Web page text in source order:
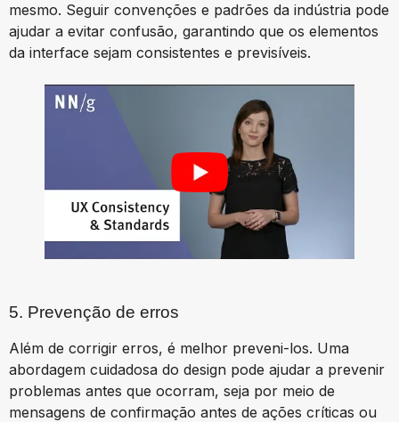
mesmo. Seguir convenções e padrões da indústria pode
ajudar a evitar confusão, garantindo que os elementos
da interface sejam consistentes e previsíveis.
5. Prevenção de erros
Além de corrigir erros, é melhor preveni-los. Uma
abordagem cuidadosa do design pode ajudar a prevenir
problemas antes que ocorram, seja por meio de
mensagens de confirmação antes de ações críticas ou